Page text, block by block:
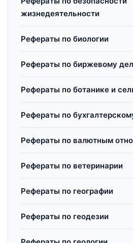
жизнедеятельности
Рефераты по биологии
Рефераты по биржевому
Рефераты по ботанике и
Рефераты по
Рефераты по валютным
Рефераты по ветеринарии
Рефераты по географии
Рефераты по геодезии